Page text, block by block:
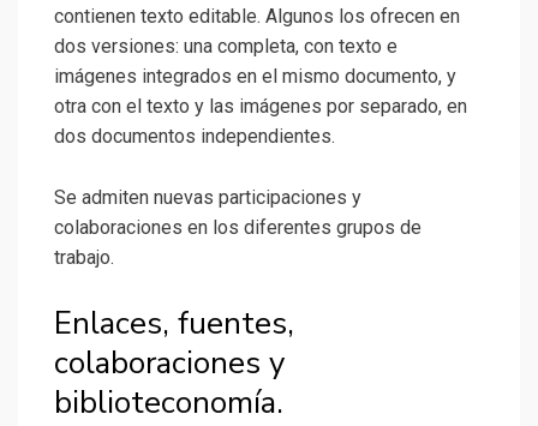
contienen texto editable. Algunos los ofrecen en
dos versiones: una completa, con texto e
imágenes integrados en el mismo documento, y
otra con el texto y las imágenes por separado, en
dos documentos independientes.
Se admiten nuevas participaciones y
colaboraciones en los diferentes grupos de
trabajo.
Enlaces, fuentes,
colaboraciones y
biblioteconomía.